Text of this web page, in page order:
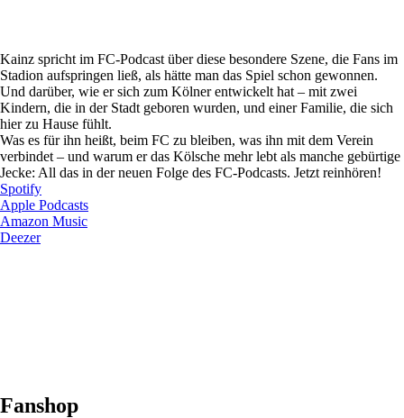
Kainz spricht im FC-Podcast über diese besondere Szene, die Fans im
Stadion aufspringen ließ, als hätte man das Spiel schon gewonnen.
Und darüber, wie er sich zum Kölner entwickelt hat – mit zwei
Kindern, die in der Stadt geboren wurden, und einer Familie, die sich
hier zu Hause fühlt.
Was es für ihn heißt, beim FC zu bleiben, was ihn mit dem Verein
verbindet – und warum er das Kölsche mehr lebt als manche gebürtige
Jecke: All das in der neuen Folge des FC-Podcasts. Jetzt reinhören!
Spotify
Apple Podcasts
Amazon Music
Deezer
Fanshop